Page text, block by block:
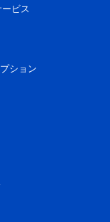
ビス
ション